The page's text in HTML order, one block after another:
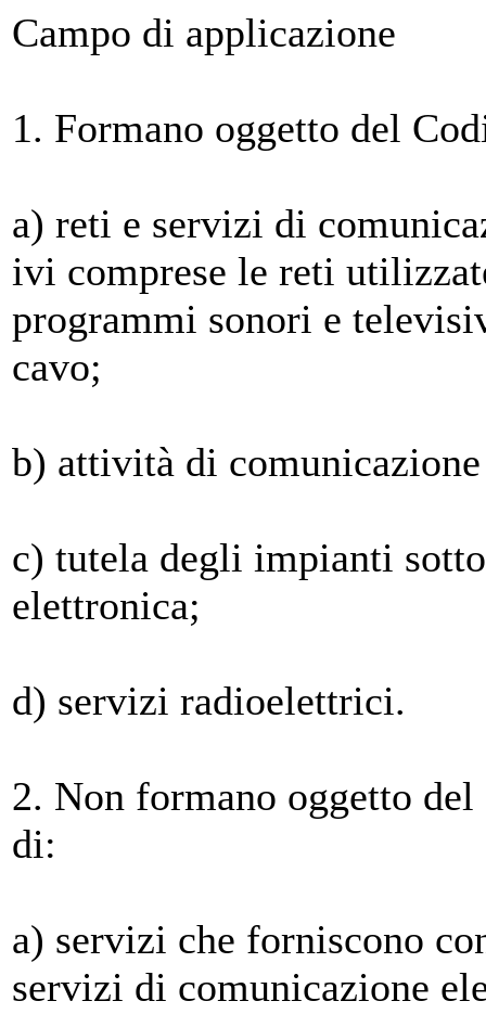
Campo di applicazione
1. Formano oggetto del
a) reti e servizi di
ivi comprese le reti
programmi sonori e
cavo;
b) attività di
c) tutela degli impianti
elettronica;
d) servizi radioelettrici.
2. Non formano oggetto
di:
a) servizi che forniscono
servizi di comunicazione